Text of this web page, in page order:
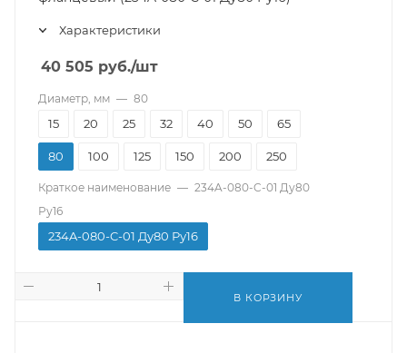
Характеристики
40 505 руб./шт
Диаметр, мм — 80
15 20 25 32 40 50 65
80 100 125 150 200 250
Краткое наименование — 234A-080-C-01 Ду80
Ру16
234A-080-C-01 Ду80 Ру16
В КОРЗИНУ